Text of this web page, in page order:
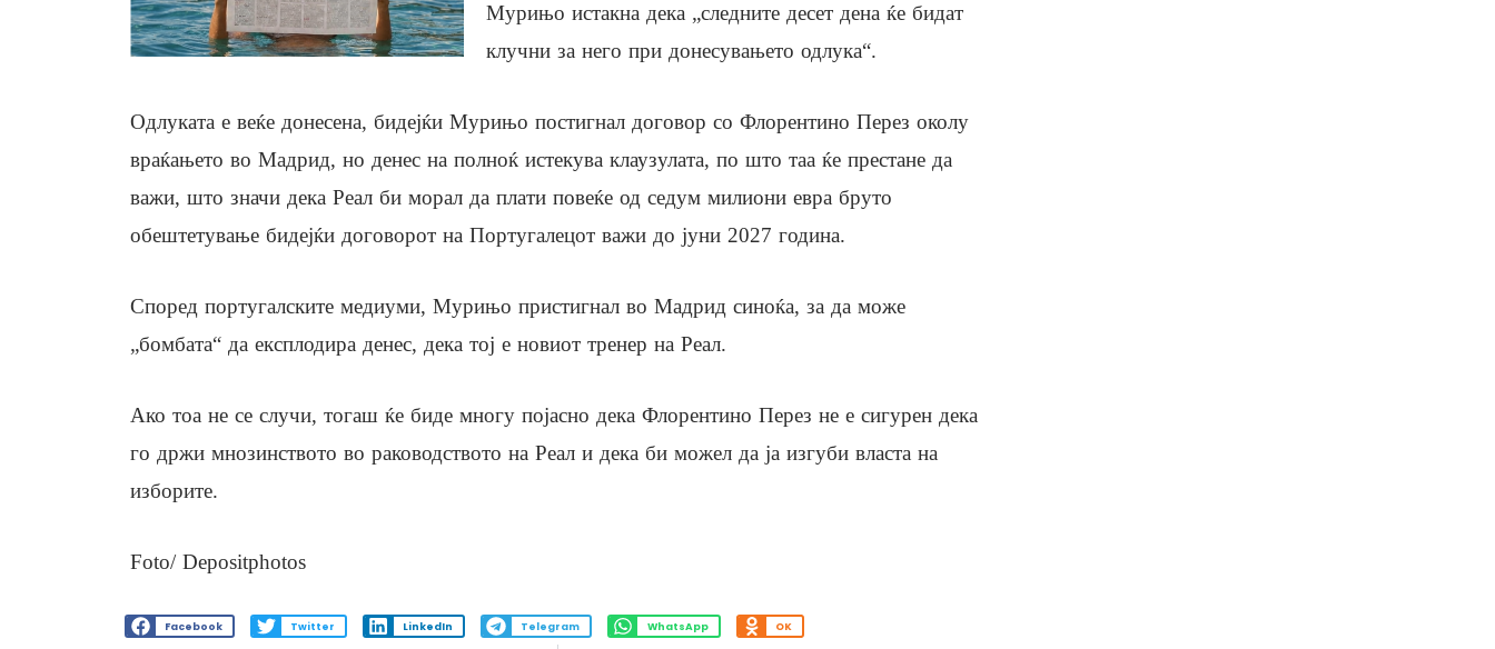
Мурињо истакна дека „следните десет дена ќе бидат
клучни за него при донесувањето одлука“.
Одлуката е веќе донесена, бидејќи Мурињо постигнал договор со Флорентино Перез околу
враќањето во Мадрид, но денес на полноќ истекува клаузулата, по што таа ќе престане да
важи, што значи дека Реал би морал да плати повеќе од седум милиони евра бруто
обештетување бидејќи договорот на Португалецот важи до јуни 2027 година.
Според португалските медиуми, Мурињо пристигнал во Мадрид синоќа, за да може
„бомбата“ да експлодира денес, дека тој е новиот тренер на Реал.
Ако тоа не се случи, тогаш ќе биде многу појасно дека Флорентино Перез не е сигурен дека
го држи мнозинството во раководството на Реал и дека би можел да ја изгуби власта на
изборите.
Foto/ Depositphotos
Facebook Twitter LinkedIn Telegram WhatsApp OK